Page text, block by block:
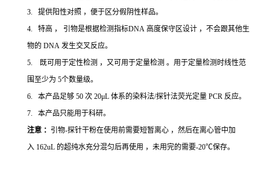
3. 提供阳性对照 ，便于区分假阴性样品。
4. 特高 ， 引物是根据检测指标DNA 高度保守区设计 ，不会跟其他生
物的 DNA 发生交叉反应。
5. 既可用于定性检测 ，又可用于定量检测 。用于定量检测时线性范
围至少为 5个数量级。
6. 本产品足够 50 次 20μL 体系的染料法/探针法荧光定量 PCR 反应。
7. 本产品只能用于科研。
注意 ： 引物-探针干粉在使用前需要短暂离心 ，然后在离心管中加
入 162uL 的超纯水充分混匀后再使用 ，未用完的需要-20℃保存。